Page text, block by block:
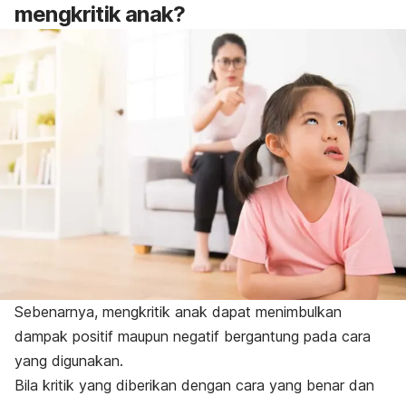
mengkritik anak?
Sebenarnya, mengkritik anak dapat menimbulkan
dampak positif maupun negatif bergantung pada cara
yang digunakan.
Bila kritik yang diberikan dengan cara yang benar dan